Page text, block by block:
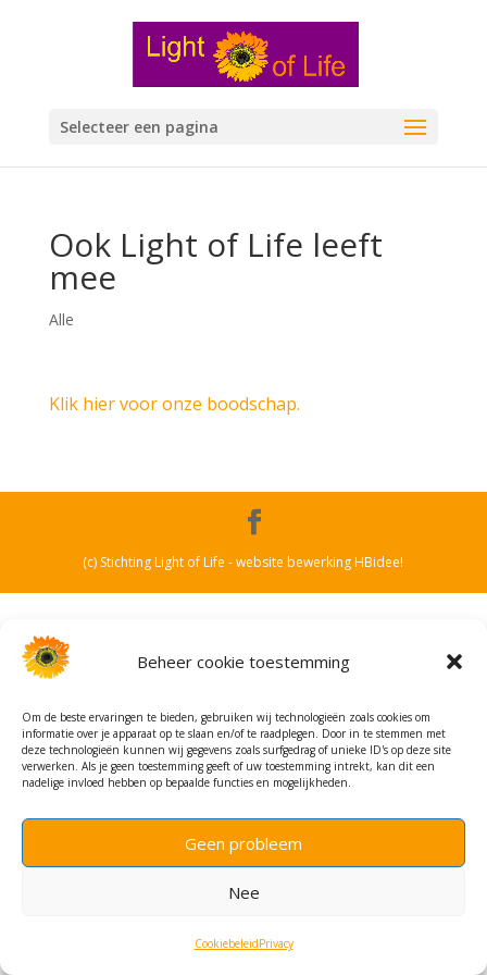
Beheer cookie toestemming
Om de beste ervaringen te bieden, gebruiken wij technologieën zoals cookies om
informatie over je apparaat op te slaan en/of te raadplegen. Door in te stemmen met
deze technologieën kunnen wij gegevens zoals surfgedrag of unieke ID's op deze site
verwerken. Als je geen toestemming geeft of uw toestemming intrekt, kan dit een
nadelige invloed hebben op bepaalde functies en mogelijkheden.
Geen probleem
Nee
CookiebeleidPrivacy
Selecteer een pagina
Ook Light of Life leeft
mee
Alle
Klik hier voor onze boodschap.
(c) Stichting Light of Life - website bewerking HBidee!